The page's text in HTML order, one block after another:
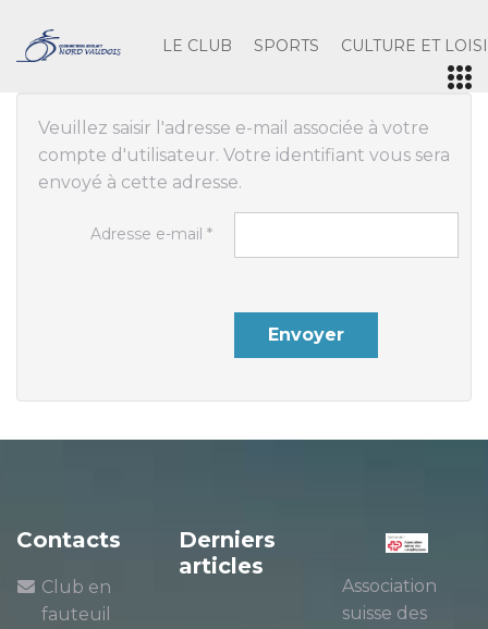
LE CLUB SPORTS CULTURE ET
Veuillez saisir l'adresse e-mail associée à votre
compte d'utilisateur. Votre identifiant vous sera
envoyé à cette adresse.
Adresse e-mail *
Envoyer
Contacts
Club en
fauteuil
Derniers
articles
Association
suisse des